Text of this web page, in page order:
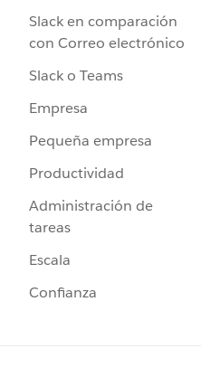
Slack en comparación
con Correo electrónico
Slack o Teams
Empresa
Pequeña empresa
Productividad
Administración de
tareas
Escala
Confianza